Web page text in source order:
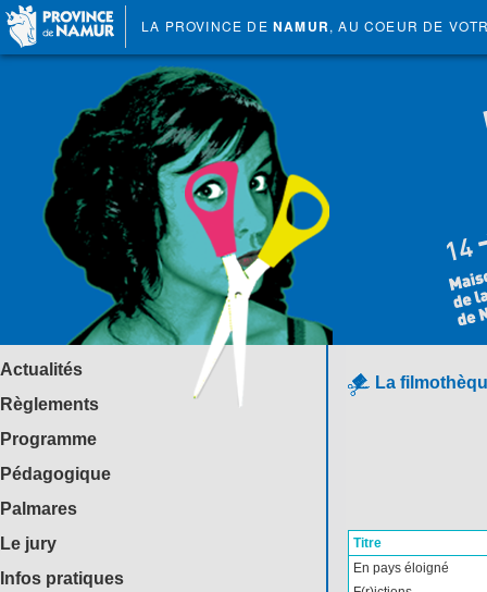
LA PROVINCE DE NAMUR, AU COEUR DE
Actualités
Règlements
Programme
Pédagogique
Palmares
Le jury
Infos pratiques
La
Titre
En pays éloigné